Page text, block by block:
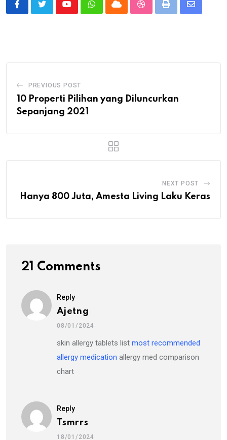
YoutubeWhatsappCloud StumbleUpon
Print
Share
PREVIOUS POST
10 Properti Pilihan yang Diluncurkan
Sepanjang 2021
NEXT POST
Hanya 800 Juta, Amesta Living Laku Keras
21 Comments
Reply
Ajetng
08/01/2024
skin allergy tablets list most recommended
allergy medication allergy med comparison
chart
Reply
Tsmrrs
18/01/2024